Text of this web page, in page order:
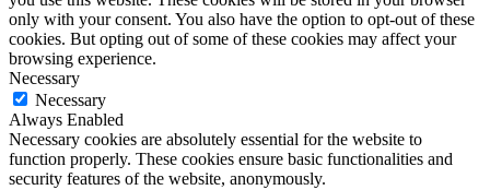
only with your consent. You also have the option to opt-out of these
cookies. But opting out of some of these cookies may affect your
browsing experience.
Necessary
Necessary
Always Enabled
Necessary cookies are absolutely essential for the website to
function properly. These cookies ensure basic functionalities and
security features of the website, anonymously.